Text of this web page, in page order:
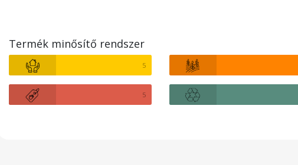
Termék minősítő rendszer
5
5